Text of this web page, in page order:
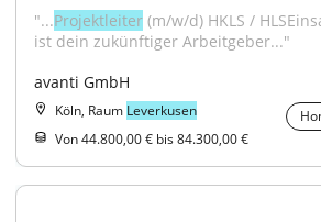
"...Projektleiter (m/w/d) HKLS /
ist dein zukünftiger Arbeitgeber..."
avanti GmbH
Köln, Raum Leverkusen
Von 44.800,00 € bis 84.300,00 €